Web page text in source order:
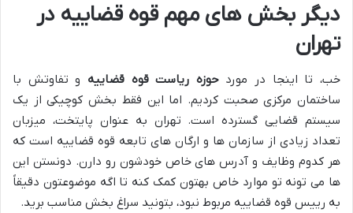
دیگر بخش های مهم قوه قضاییه در
تهران
خب، تا اینجا در موردحوزه ریاست قوه قضاییه و تفاوتش با
ساختمان مرکزی صحبت کردیم. اما این فقط بخش کوچیکی از یک
سیستم قضایی گسترده است. تهران به عنوان پایتخت، میزبان
تعداد زیادی از سازمان ها و ارگان های تابعه قوه قضاییه است که
هر کدوم وظایف و آدرس های خاص خودشون رو دارن. دونستن این
ها می تونه تو موارد خاص بهتون کمک کنه تا اگه موضوعتون دقیقاً
به رییس قوه قضاییه مربوط نبود، بتونید سراغ بخش مناسب برید.